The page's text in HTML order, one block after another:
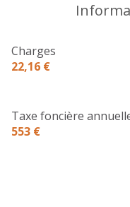
Charges
22,16 €
Taxe foncière
553 €